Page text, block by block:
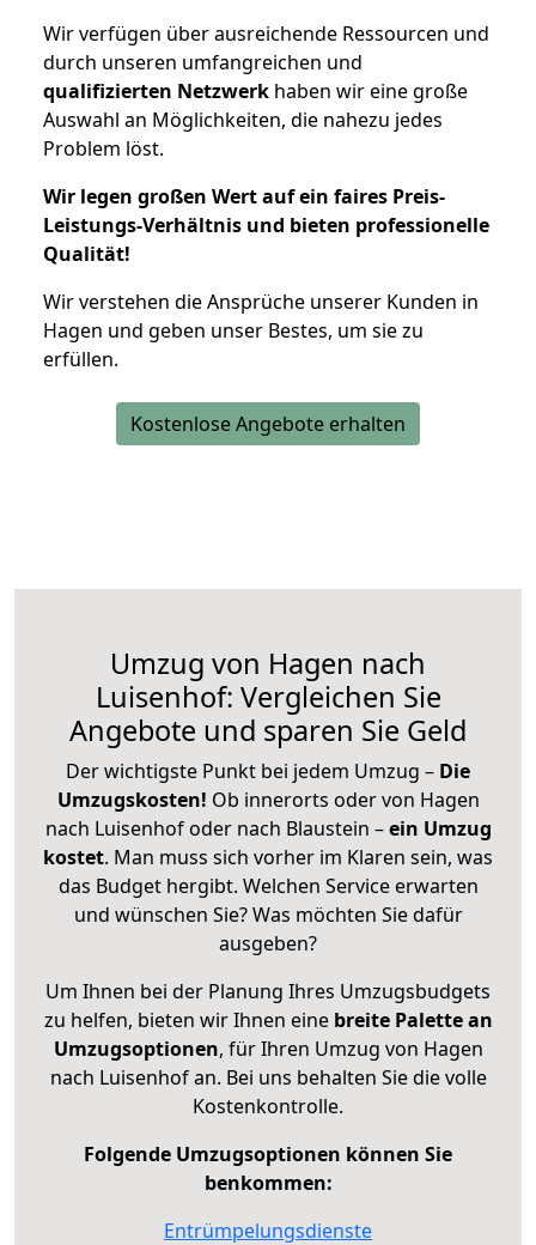
Wir verfügen über ausreichende Ressourcen und
durch unseren umfangreichen und
qualifizierten Netzwerk haben wir eine große
Auswahl an Möglichkeiten, die nahezu jedes
Problem löst.
Wir legen großen Wert auf ein faires Preis-
Leistungs-Verhältnis und bieten professionelle
Qualität!
Wir verstehen die Ansprüche unserer Kunden in
Hagen und geben unser Bestes, um sie zu
erfüllen.
Kostenlose Angebote erhalten
Umzug von Hagen nach
Luisenhof: Vergleichen Sie
Angebote und sparen Sie Geld
Der wichtigste Punkt bei jedem Umzug – Die
Umzugskosten! Ob innerorts oder von Hagen
nach Luisenhof oder nach Blaustein –ein Umzug
kostet. Man muss sich vorher im Klaren sein, was
das Budget hergibt. Welchen Service erwarten
und wünschen Sie? Was möchten Sie dafür
ausgeben?
Um Ihnen bei der Planung Ihres Umzugsbudgets
zu helfen, bieten wir Ihnen eine breite Palette an
Umzugsoptionen, für Ihren Umzug von Hagen
nach Luisenhof an. Bei uns behalten Sie die volle
Kostenkontrolle.
Folgende Umzugsoptionen können Sie
benkommen:
Entrümpelungsdienste